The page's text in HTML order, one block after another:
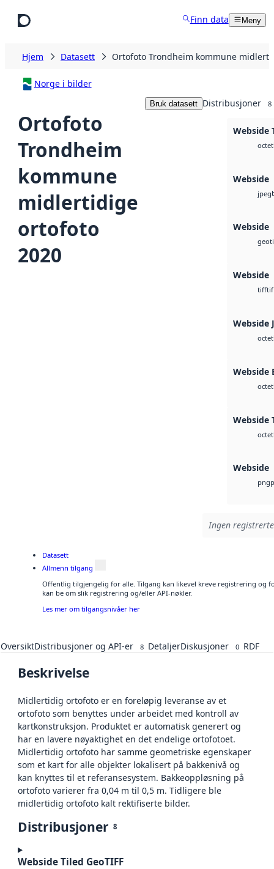
Finn data Meny
Hjem Datasett Ortofoto Trondheim kommune
Norge i bilder
Ortofoto
Trondheim
kommune
midlertidige
ortofoto
2020
Bruk datasett Distribusjoner 8
Webside
octet
Webside
jpeg
Webside
Webside
tifftif
Webside
octet
Webside
octet
Webside
octet
Webside
png
Ingen
Datasett
Allmenn tilgang
Offentlig tilgjengelig for alle. Tilgang kan likevel kreve registrering og
kan be om slik registrering og/eller API-nøkler.
Les mer om tilgangsnivåer her
OversiktDistribusjoner og API-er 8 DetaljerDiskusjoner 0 RDF
Beskrivelse
Midlertidig ortofoto er en foreløpig leveranse av et
ortofoto som benyttes under arbeidet med kontroll av
kartkonstruksjon. Produktet er automatisk generert og
har en lavere nøyaktighet en det endelige ortofotoet.
Midlertidig ortofoto har samme geometriske egenskaper
som et kart for alle objekter lokalisert på bakkenivå og
kan knyttes til et referansesystem. Bakkeoppløsning på
ortofoto varierer fra 0,04 m til 0,5 m. Tidligere ble
midlertidig ortofoto kalt rektifiserte bilder.
Distribusjoner 8
Webside Tiled GeoTIFF